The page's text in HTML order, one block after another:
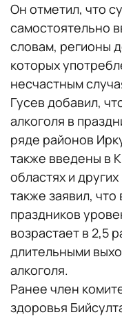
Он отметил, что
самостоятельно
словам, регионы
которых
несчастным
Гусев добавил,
алкоголя в
ряде районов
также введены в
областях и
также заявил,
праздников
возрастает в 2,5
длительными
алкоголя.
Ранее член
здоровья